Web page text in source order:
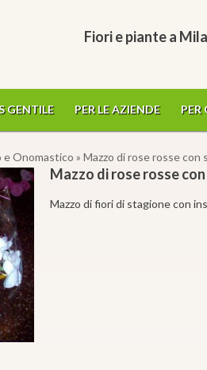
Fiori e piante a
GENTILE PER LE AZIENDE PER
e Onomastico » Mazzo di rose rosse
Mazzo di rose rosse
Mazzo di fiori di stagione con